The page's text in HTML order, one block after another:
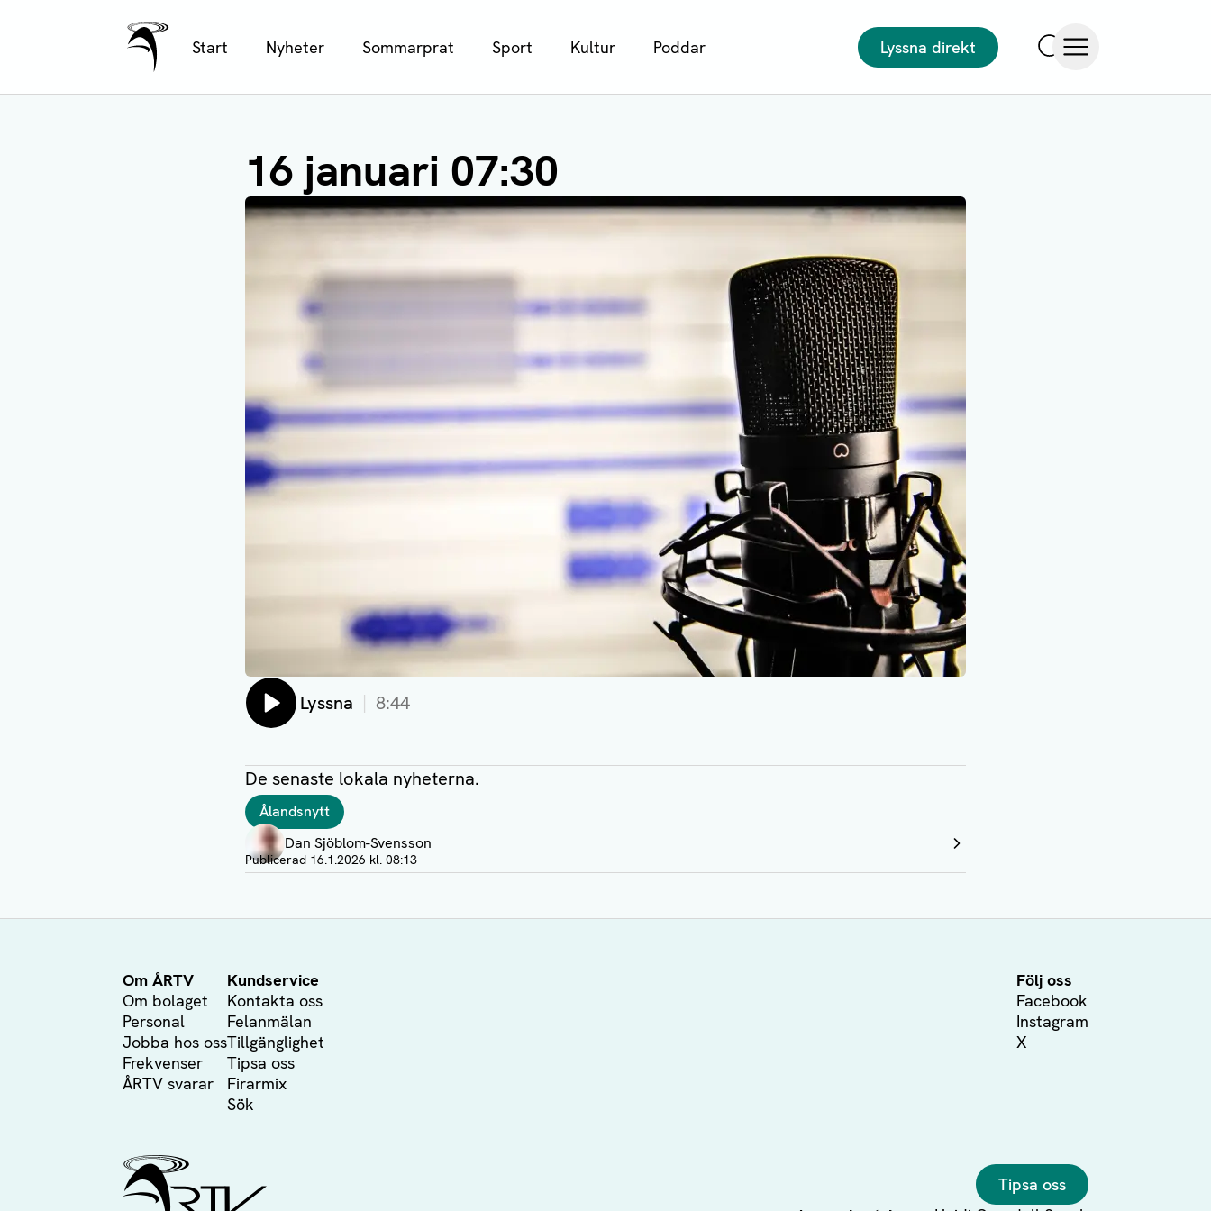
Ålands Radio & TV
Start Nyheter Sommarprat Sport Kultur Poddar
Lyssna direkt
16 januari 07:30
Lyssna 8:44
De senaste lokala nyheterna.
Taggar
Ålandsnytt
Författare
Dan Sjöblom-Svensson
Visa profil
Publicerad 16.1.2026 kl. 08:13
Om ÅRTV
Om bolaget
Personal
Jobba hos oss
Frekvenser
ÅRTV svarar
Kundservice
Kontakta oss
Felanmälan
Tillgänglighet
Tipsa oss
Firarmix
Sök
Följ oss
Facebook
Instagram
X
Ålands Radio & TV
Tipsa oss